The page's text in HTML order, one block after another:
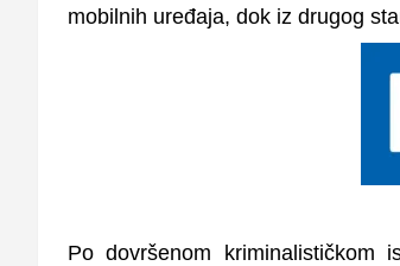
mobilnih uređaja, dok iz drugog
Po dovršenom kriminalističkom